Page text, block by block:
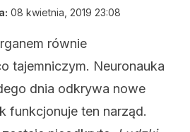
08 kwietnia, 2019 23:08
równie
tajemniczym. Neuronauka
dnia odkrywa nowe
funkcjonuje ten narząd.